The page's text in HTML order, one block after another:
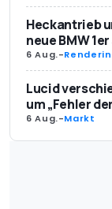
Heckantrieb
neue BMW
6 Aug.-
Lucid
um „Fehler
6 Aug.-Markt